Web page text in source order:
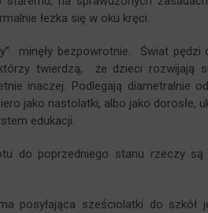
łezka się w oku kręci.
minęły bezpowrotnie. Świat pędzi
twierdzą, że dzieci rozwijają
inaczej. Podlegają diametralnie
jako nastolatki, albo jako dorosłe,
edukacji.
do poprzedniego stanu rzeczy
posyłająca sześciolatki do szkół